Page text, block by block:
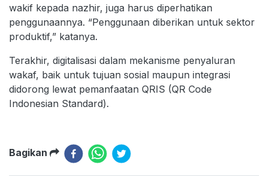
wakif kepada nazhir, juga harus diperhatikan
penggunaannya. “Penggunaan diberikan untuk sektor
produktif,” katanya.
Terakhir, digitalisasi dalam mekanisme penyaluran
wakaf, baik untuk tujuan sosial maupun integrasi
didorong lewat pemanfaatan QRIS (QR Code
Indonesian Standard).
Bagikan